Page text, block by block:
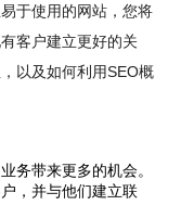
于使用的网站，您将
客户建立更好的关
以及如何利用SEO概
务带来更多的机会。
，并与他们建立联